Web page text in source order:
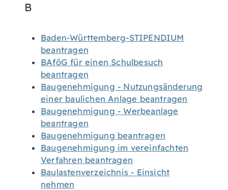
B
Baden-Württemberg-STIPENDIUM
beantragen
BAföG für einen Schulbesuch
beantragen
Baugenehmigung - Nutzungsänderung
einer baulichen Anlage beantragen
Baugenehmigung - Werbeanlage
beantragen
Baugenehmigung beantragen
Baugenehmigung im vereinfachten
Verfahren beantragen
Baulastenverzeichnis - Einsicht
nehmen